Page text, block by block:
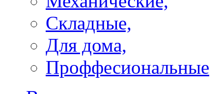
Складные,
Для дома,
Проффесиональные